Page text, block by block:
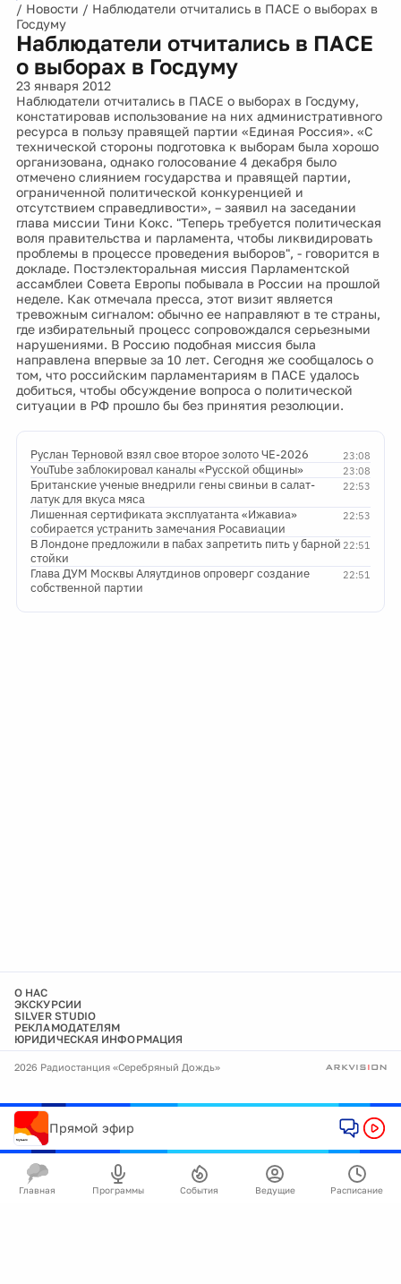
/ Новости / Наблюдатели отчитались в ПАСЕ о выборах в
Госдуму
Наблюдатели отчитались в ПАСЕ
о выборах в Госдуму
23 января 2012
Наблюдатели отчитались в ПАСЕ о выборах в Госдуму,
констатировав использование на них административного
ресурса в пользу правящей партии «Единая Россия». «С
технической стороны подготовка к выборам была хорошо
организована, однако голосование 4 декабря было
отмечено слиянием государства и правящей партии,
ограниченной политической конкуренцией и
отсутствием справедливости», – заявил на заседании
глава миссии Тини Кокс. "Теперь требуется политическая
воля правительства и парламента, чтобы ликвидировать
проблемы в процессе проведения выборов", - говорится в
докладе. Постэлекторальная миссия Парламентской
ассамблеи Совета Европы побывала в России на прошлой
неделе. Как отмечала пресса, этот визит является
тревожным сигналом: обычно ее направляют в те страны,
где избирательный процесс сопровождался серьезными
нарушениями. В Россию подобная миссия была
направлена впервые за 10 лет. Сегодня же сообщалось о
том, что российским парламентариям в ПАСЕ удалось
добиться, чтобы обсуждение вопроса о политической
ситуации в РФ прошло бы без принятия резолюции.
23:08
Руслан Терновой взял свое второе золото ЧЕ-2026
23:08
YouTube заблокировал каналы «Русской общины»
22:53
Британские ученые внедрили гены свиньи в салат-
латук для вкуса мяса
22:53
Лишенная сертификата эксплуатанта «Ижавиа»
собирается устранить замечания Росавиации
22:51
В Лондоне предложили в пабах запретить пить у барной
стойки
22:51
Глава ДУМ Москвы Аляутдинов опроверг создание
собственной партии
О НАС
ЭКСКУРСИИ
SILVER STUDIO
РЕКЛАМОДАТЕЛЯМ
ЮРИДИЧЕСКАЯ ИНФОРМАЦИЯ
2026 Радиостанция «Серебряный Дождь»
Прямой эфир
Главная Программы События Ведущие Расписание